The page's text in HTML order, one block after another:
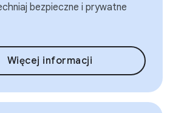
bezpieczne i prywatne
Więcej informacji